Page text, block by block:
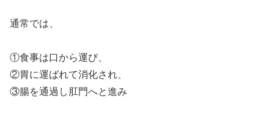
通常では、
①食事は口から運び、
②胃に運ばれて消化され、
③腸を通過し肛門へと進み